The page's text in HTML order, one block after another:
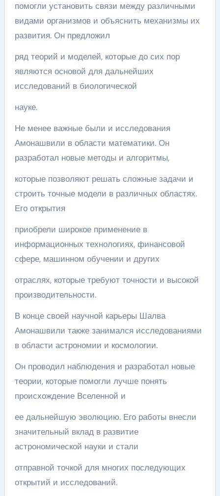
помогли установить связи между различными
видами организмов и объяснить механизмы их
развития. Он предложил
ряд теорий и моделей, которые до сих пор
являются основой для дальнейших
исследований в биологической
науке.
Не менее важные были и исследования
Амонашвили в области математики. Он
разработал новые методы и алгоритмы,
которые позволяют решать сложные задачи и
строить точные модели в различных областях.
Его открытия
приобрели широкое применение в
информационных технологиях, финансовой
сфере, машинном обучении и других
отраслях, которые требуют точности и высокой
производительности.
В конце своей научной карьеры Шалва
Амонашвили также занимался исследованиями
в области астрономии и космологии.
Он проводил наблюдения и разработал новые
теории, которые помогли лучше понять
происхождение Вселенной и
ее дальнейшую эволюцию. Его работы внесли
значительный вклад в развитие
астрономической науки и стали
отправной точкой для многих последующих
открытий и исследований.